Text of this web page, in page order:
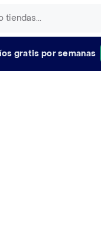
gratis por semanas